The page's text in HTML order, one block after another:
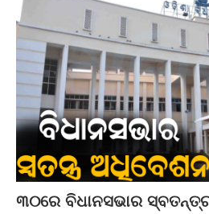
୩୦ରେ ବିଧାନସଭାର